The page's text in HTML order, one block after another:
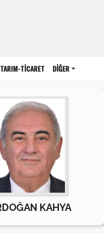
TARIM-TİCARET DİĞER
KAHYA